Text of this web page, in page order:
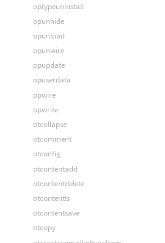
optypeuninstall
opunhide
opunload
opunwire
opupdate
opuserdata
opwire
opwrite
otcollapse
otcomment
otconfig
otcontentadd
otcontentdelete
otcontentls
otcontentsave
otcopy